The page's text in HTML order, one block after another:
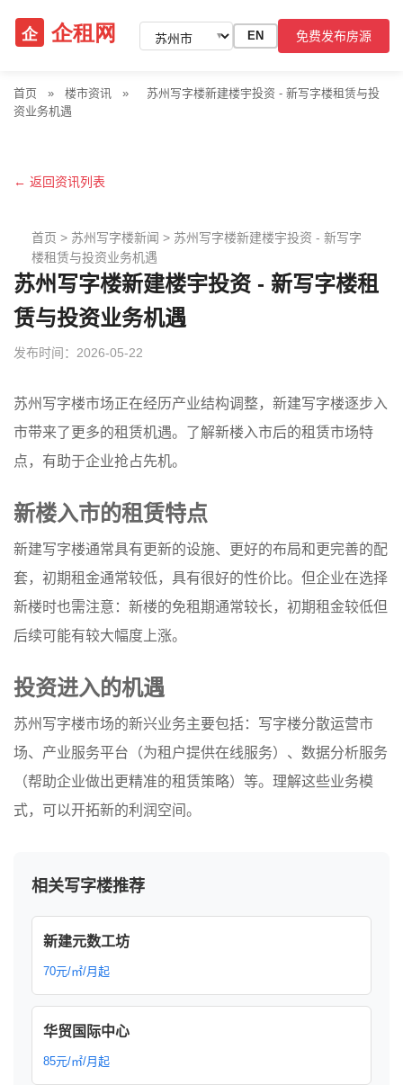
▼ EN 免费发布房源
首页 » 楼市资讯 »
苏州写字楼新建楼宇投资 - 新写字楼租赁与投
资业务机遇
← 返回资讯列表
首页 > 苏州写字楼新闻 > 苏州写字楼新建楼宇投资 - 新写字
楼租赁与投资业务机遇
苏州写字楼新建楼宇投资 - 新写字楼租
赁与投资业务机遇
发布时间：2026-05-22
苏州写字楼市场正在经历产业结构调整，新建写字楼逐步入
市带来了更多的租赁机遇。了解新楼入市后的租赁市场特
点，有助于企业抢占先机。
新楼入市的租赁特点
新建写字楼通常具有更新的设施、更好的布局和更完善的配
套，初期租金通常较低，具有很好的性价比。但企业在选择
新楼时也需注意：新楼的免租期通常较长，初期租金较低但
后续可能有较大幅度上涨。
投资进入的机遇
苏州写字楼市场的新兴业务主要包括：写字楼分散运营市
场、产业服务平台（为租户提供在线服务）、数据分析服务
（帮助企业做出更精准的租赁策略）等。理解这些业务模
式，可以开拓新的利润空间。
相关写字楼推荐
新建元数工坊
70元/㎡/月起
华贸国际中心
85元/㎡/月起